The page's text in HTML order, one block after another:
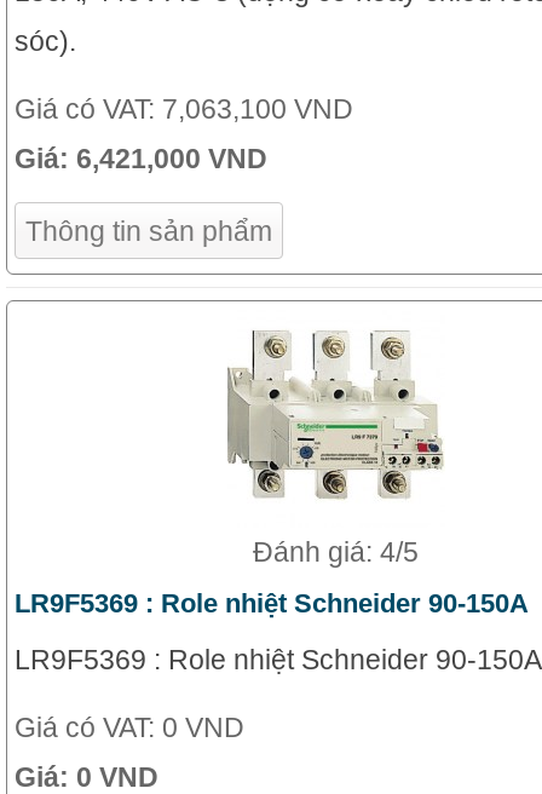
sóc).
Giá có VAT: 7,063,100 VND
Giá: 6,421,000 VND
Thông tin sản phẩm
Đánh giá: 4/5
LR9F5369 : Role nhiệt Schneider 90-150A
LR9F5369 : Role nhiệt Schneider 90-150A
Giá có VAT: 0 VND
Giá: 0 VND